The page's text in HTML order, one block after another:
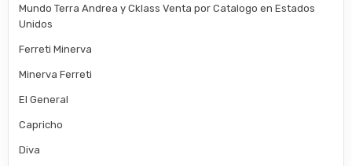
Mundo Terra Andrea y Cklass Venta por Catalogo en Estados
Unidos
Ferreti Minerva
Minerva Ferreti
El General
Capricho
Diva